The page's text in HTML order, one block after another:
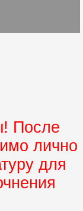
После
лично
для